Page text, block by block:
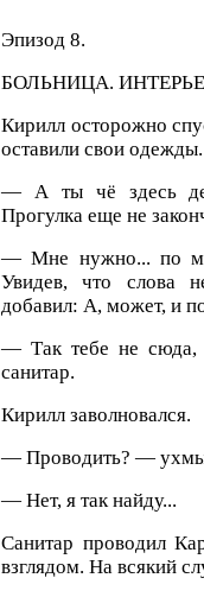
Эпизод 8.
БОЛЬНИЦА.
Кирилл осторожно
оставили свои
— А ты чё здесь
Прогулка еще не
— Мне нужно... по
Увидев, что слова
добавил: А, может, и
— Так тебе не сюда,
санитар.
Кирилл заволновался.
— Проводить? —
— Нет, я так найду...
Санитар проводил
взглядом. На всякий